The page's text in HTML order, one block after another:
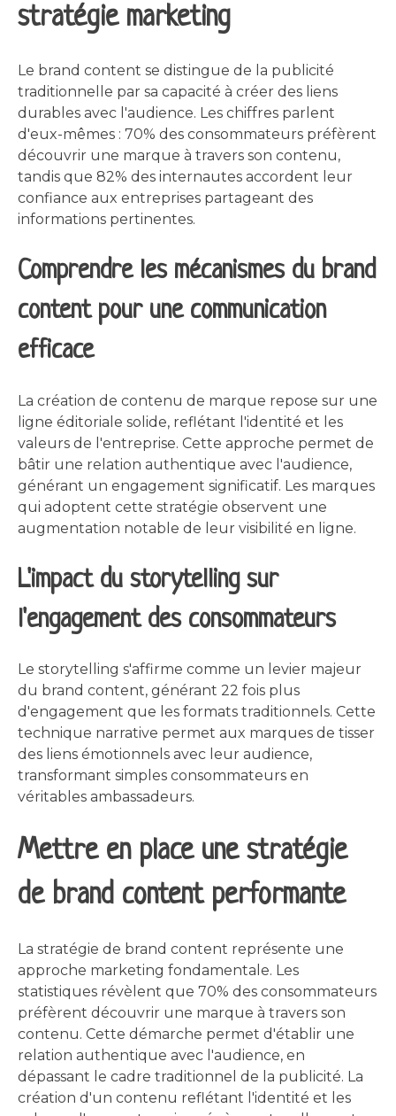
stratégie marketing
Le brand content se distingue de la publicité
traditionnelle par sa capacité à créer des liens
durables avec l'audience. Les chiffres parlent
d'eux-mêmes : 70% des consommateurs préfèrent
découvrir une marque à travers son contenu,
tandis que 82% des internautes accordent leur
confiance aux entreprises partageant des
informations pertinentes.
Comprendre les mécanismes du brand
content pour une communication
efficace
La création de contenu de marque repose sur une
ligne éditoriale solide, reflétant l'identité et les
valeurs de l'entreprise. Cette approche permet de
bâtir une relation authentique avec l'audience,
générant un engagement significatif. Les marques
qui adoptent cette stratégie observent une
augmentation notable de leur visibilité en ligne.
L'impact du storytelling sur
l'engagement des consommateurs
Le storytelling s'affirme comme un levier majeur
du brand content, générant 22 fois plus
d'engagement que les formats traditionnels. Cette
technique narrative permet aux marques de tisser
des liens émotionnels avec leur audience,
transformant simples consommateurs en
véritables ambassadeurs.
Mettre en place une stratégie
de brand content performante
La stratégie de brand content représente une
approche marketing fondamentale. Les
statistiques révèlent que 70% des consommateurs
préfèrent découvrir une marque à travers son
contenu. Cette démarche permet d'établir une
relation authentique avec l'audience, en
dépassant le cadre traditionnel de la publicité. La
création d'un contenu reflétant l'identité et les